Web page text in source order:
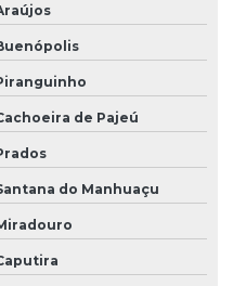
de Pajeú
do Manhuaçu